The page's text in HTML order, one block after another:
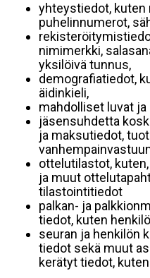
yhteystiedot, kuten
puhelinnumerot,
nimimerkki,
yksilöivä tunnus,
demografiatiedot,
äidinkieli,
mahdolliset luvat
jäsensuhdetta
ja maksutiedot,
ottelutilastot,
ja muut
tilastointitiedot
palkan- ja
tiedot, kuten
seuran ja henkilön
tiedot sekä muut
kerätyt tiedot,